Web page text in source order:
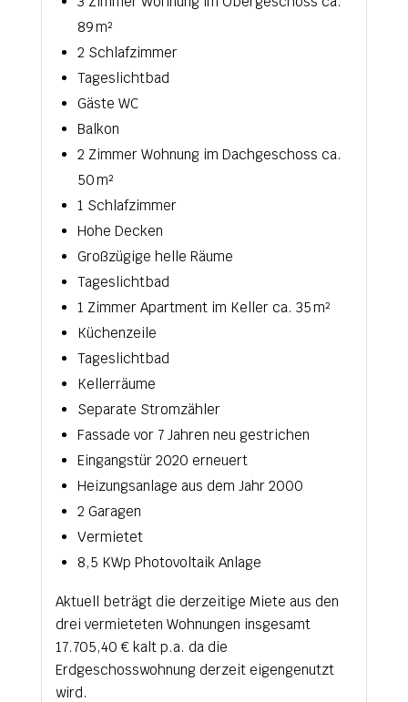
89 m²
2 Schlafzimmer
Tageslichtbad
Gäste WC
Balkon
2 Zimmer Wohnung im Dachgeschoss ca.
50 m²
1 Schlafzimmer
Hohe Decken
Großzügige helle Räume
Tageslichtbad
1 Zimmer Apartment im Keller ca. 35 m²
Küchenzeile
Tageslichtbad
Kellerräume
Separate Stromzähler
Fassade vor 7 Jahren neu gestrichen
Eingangstür 2020 erneuert
Heizungsanlage aus dem Jahr 2000
2 Garagen
Vermietet
8,5 KWp Photovoltaik Anlage
Aktuell beträgt die derzeitige Miete aus den
drei vermieteten Wohnungen insgesamt
17.705,40 € kalt p.a. da die
Erdgeschosswohnung derzeit eigengenutzt
wird.